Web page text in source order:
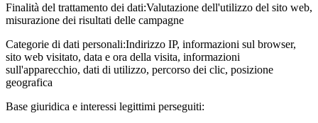
Finalità del trattamento dei dati:Valutazione dell'utilizzo del sito web,
misurazione dei risultati delle campagne
Categorie di dati personali:Indirizzo IP, informazioni sul browser,
sito web visitato, data e ora della visita, informazioni
sull'apparecchio, dati di utilizzo, percorso dei clic, posizione
geografica
Base giuridica e interessi legittimi perseguiti: